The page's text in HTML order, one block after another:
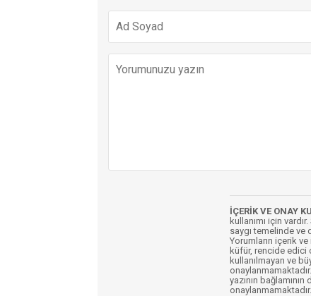
İÇERİK VE ONAY
kullanımı için
saygı temelinde ve
Yorumların içerik
küfür, rencide edici
kullanılmayan ve
yazının
onaylanmamaktadır.